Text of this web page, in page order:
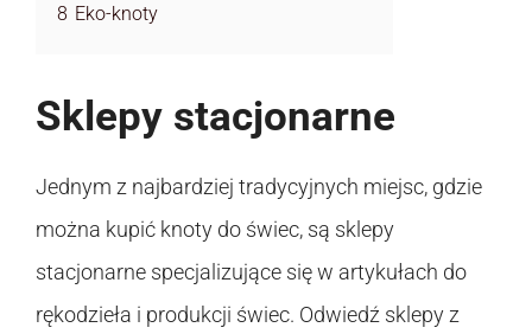
8 Eko-knoty
Sklepy stacjonarne
Jednym z najbardziej tradycyjnych miejsc, gdzie
można kupić knoty do świec, są sklepy
stacjonarne specjalizujące się w artykułach do
rękodzieła i produkcji świec. Odwiedź sklepy z